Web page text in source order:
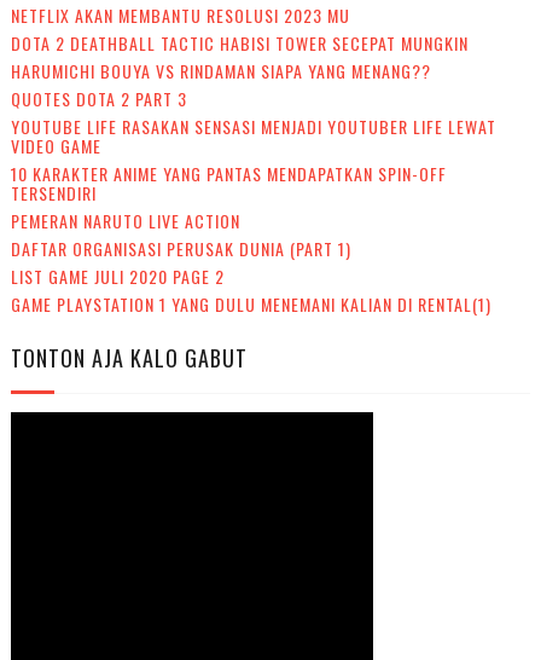
NETFLIX AKAN MEMBANTU RESOLUSI 2023 MU
DOTA 2 DEATHBALL TACTIC HABISI TOWER SECEPAT MUNGKIN
HARUMICHI BOUYA VS RINDAMAN SIAPA YANG MENANG??
QUOTES DOTA 2 PART 3
YOUTUBE LIFE RASAKAN SENSASI MENJADI YOUTUBER LIFE LEWAT
VIDEO GAME
10 KARAKTER ANIME YANG PANTAS MENDAPATKAN SPIN-OFF
TERSENDIRI
PEMERAN NARUTO LIVE ACTION
DAFTAR ORGANISASI PERUSAK DUNIA (PART 1)
LIST GAME JULI 2020 PAGE 2
GAME PLAYSTATION 1 YANG DULU MENEMANI KALIAN DI RENTAL(1)
TONTON AJA KALO GABUT